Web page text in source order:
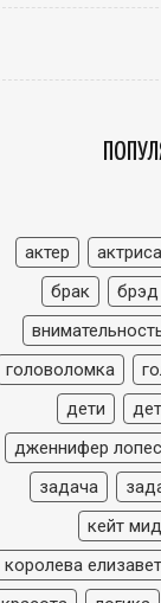
актер актриса
брак
брэд
головоломка
дети
дженнифер лопес
задача
кейт
королева